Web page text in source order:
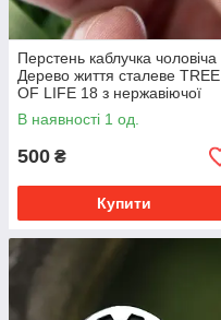
Перстень каблучка чоловіча
Дерево життя сталеве TREE
OF LIFE 18 з нержавіючої
сталі кільце 316L
В наявності 1 од.
500 ₴
Купити